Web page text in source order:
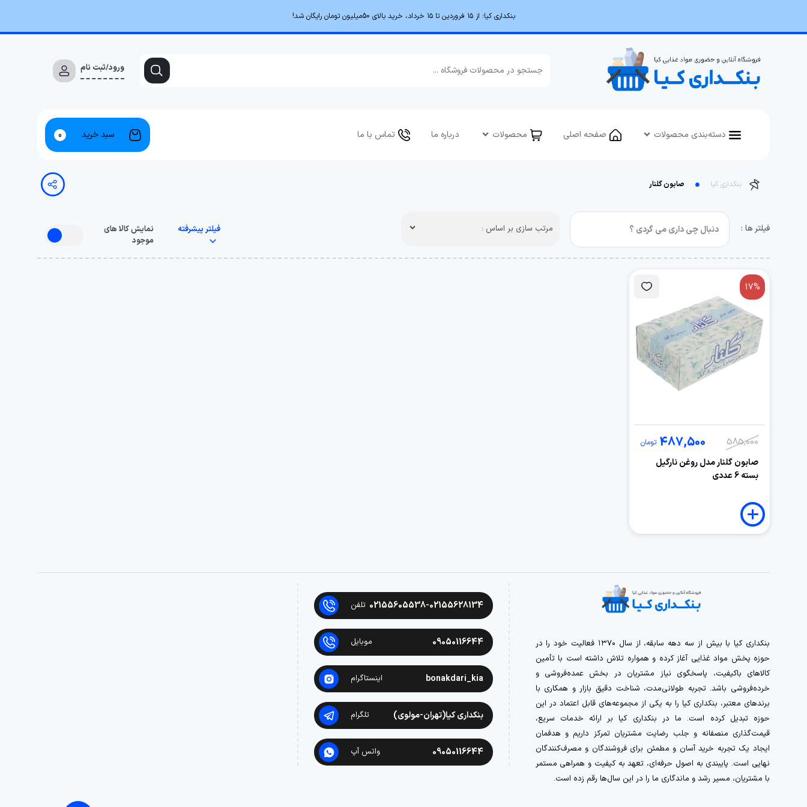
بنکداری کیا؛ از ۱۵ فروردین تا ۱۵ خرداد، خرید بالای 50میلیون تومان رایگان شد!
ورود/ثبت نام
دسته‌بندی محصولات صفحه اصلی محصولات درباره ما تماس با ما سبد خرید 0
بنکداری کیا صابون گلنار
فیلتر ها : مرتب سازی بر اساس : فیلتر پیشرفته
نمایش کالا های
موجود
17%
585,000
487,500 تومان
صابون گلنار مدل روغن نارگیل
بسته 6 عددی
بنکداری کیا با بیش از سه دهه سابقه، از سال ۱۳۷۰ فعالیت خود را در
حوزه پخش مواد غذایی آغاز کرده و همواره تلاش داشته است با تأمین
کالاهای باکیفیت، پاسخگوی نیاز مشتریان در بخش عمده‌فروشی و
خرده‌فروشی باشد. تجربه طولانی‌مدت، شناخت دقیق بازار و همکاری با
برندهای معتبر، بنکداری کیا را به یکی از مجموعه‌های قابل اعتماد در این
حوزه تبدیل کرده است. ما در بنکداری کیا بر ارائه خدمات سریع،
قیمت‌گذاری منصفانه و جلب رضایت مشتریان تمرکز داریم و هدفمان
ایجاد یک تجربه خرید آسان و مطمئن برای فروشندگان و مصرف‌کنندگان
نهایی است. پایبندی به اصول حرفه‌ای، تعهد به کیفیت و همراهی مستمر
با مشتریان، مسیر رشد و ماندگاری ما را در این سال‌ها رقم زده است.
02155605538-02155628134 تلفن
09050116644 موبایل
bonakdari_kia اینستاگرام
بنکداری کیا(تهران-مولوی) تلگرام
09050116644 واتس آپ